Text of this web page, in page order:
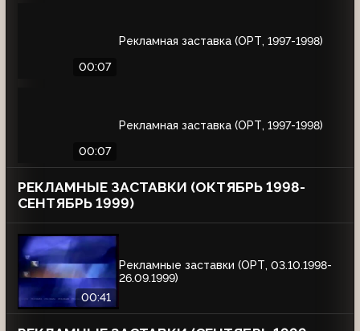
00:07
Рекламная заставка (ОРТ, 1997-1998)
00:07
Рекламная заставка (ОРТ, 1997-1998)
РЕКЛАМНЫЕ ЗАСТАВКИ (ОКТЯБРЬ 1998-
СЕНТЯБРЬ 1999)
00:41
Рекламные заставки (ОРТ, 03.10.1998-
26.09.1999)